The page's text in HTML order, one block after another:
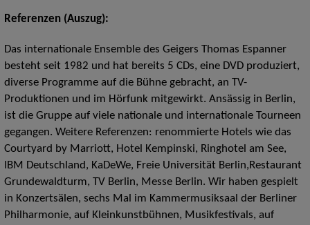
Referenzen (Auszug):
Das internationale Ensemble des Geigers Thomas Espanner
besteht seit 1982 und hat bereits 5 CDs, eine DVD produziert,
diverse Programme auf die Bühne gebracht, an TV-
Produktionen und im Hörfunk mitgewirkt. Ansässig in Berlin,
ist die Gruppe auf viele nationale und internationale Tourneen
gegangen. Weitere Referenzen: renommierte Hotels wie das
Courtyard by Marriott, Hotel Kempinski, Ringhotel am See,
IBM Deutschland, KaDeWe, Freie Universität Berlin,Restaurant
Grundewaldturm, TV Berlin, Messe Berlin. Wir haben gespielt
in Konzertsälen, sechs Mal im Kammermusiksaal der Berliner
Philharmonie, auf Kleinkunstbühnen, Musikfestivals, auf